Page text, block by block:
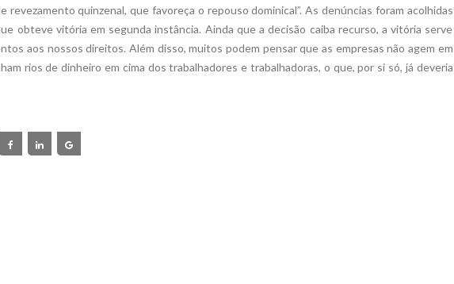
revezamento quinzenal, que favoreça o repouso dominical”. As denúncias foram acolhidas
obteve vitória em segunda instância. Ainda que a decisão caiba recurso, a vitória serve
aos nossos direitos. Além disso, muitos podem pensar que as empresas não agem em
rios de dinheiro em cima dos trabalhadores e trabalhadoras, o que, por si só, já deveria